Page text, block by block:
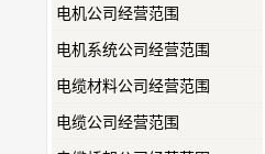
电机公司经营范围
电机系统公司经营范围
电缆材料公司经营范围
电缆公司经营范围